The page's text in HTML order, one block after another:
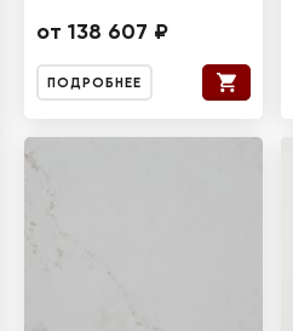
от 138 607 ₽
ПОДРОБНЕЕ